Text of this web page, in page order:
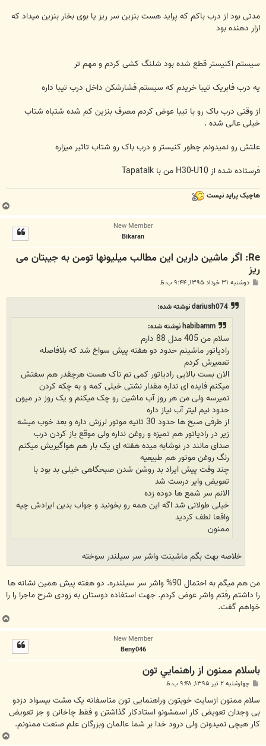
مدتی بود از درب باکم که پراید هست بنزین سر ریز یا بوی بخار بنزین میداد که
ازار دهنده بود
سیستم اکنیستر قطع شده بود شلنگ کشی کردم و مهم تر
یه درب فابریک تیبا خریدم که سیستم فشارشکن داخل درب تیبا داره
از وقتی درب باک رو با تیبا عوض کردم مصرف بنزین کم شده شتباه شتاب
خیلی عالی شده .
علتش رو نمیدونم چطور کنیستر و درب باک رو شتاب تاثیر میزاره
فرستاده شده از H30-U10ِ من با Tapatalk
هاچبک پراید نیست
ب
ا
New Member
Bikaran
Re: اگر ماشین دارین این مطالب میلیونها تومن به جیبتان می
ریز
پ دوشنبه ۳۱ خرداد ۱۳۹۵, ۹:۴۴ ب.ظ
dariush074 نوشته شده:
habibamm نوشته شده:
سلام من 405 مدل 88 دارم
رادیاتور ماشینم حدود دو هفته پیش سواخ شد که بلافاصله
تعمیرش کردم
الان بست بالایی رادیاتور کمی نم ناک هست هرچقدر هم سفتش
میکنم فایده ای نداره مقدار نشتی خیلی کمه و به چکه کردن
نمیرسه ولی من هر روز آب ماشین رو چک میکنم و یک روز در میون
حدود نیم لیتر آب نیاز داره
از طرفی صبح ها حدود 30 ثانیه موتور لرزش داره و بعد خوب میشه
زیر در رادیاتور هم تمیزه و روغن نداره ولی موقع باز کردن درب
صدای مانند در نوشابه میده هفته ای یک بار هم هواگیریش میکنم
رنگ روغن موتور هم طبیعیه
چند وقت پیش ایراد بد روشن شدن صبحگاهی خیلی بد بود با
تعویض وایر درست شد
الانم سر شمع ها دوده زده
خیلی طولانی شد اگه این همه رو بخونید و جواب بدین ایرادش چیه
واقعا لطف کردید
ممنون
خلاصه بهت بگم ماشینت واشر سر سیلندر سوخته
من هم میگم به احتمال 90% واشر سر سیلندره. دو هفته پیش همین نشانه ها
را داشتم رفتم واشر عوض کردم. جهت استفاده دوستان به زودی شرح ماجرا را را
خواهم گفت.
ب
ا
New Member
Beny046
باسلام ممنون از راهنمايي تون
پ
ت
چهارشنبه ۲ تیر ۱۳۹۵, ۹:۴۸ ب.ظ
سلام ممنون ازسايت خوبتون وراهنمايى تون متاسفانه يک مشت بيسواد دزدو
بى وجدان تعويض کار اسمشونو استادکار گذاشتن و فقط چاخانن و جز تعويض
کار هيچى نميدونن ولى درود خدا بر شما عالمان وبزرگان علم صنعت ممنونم.
ب